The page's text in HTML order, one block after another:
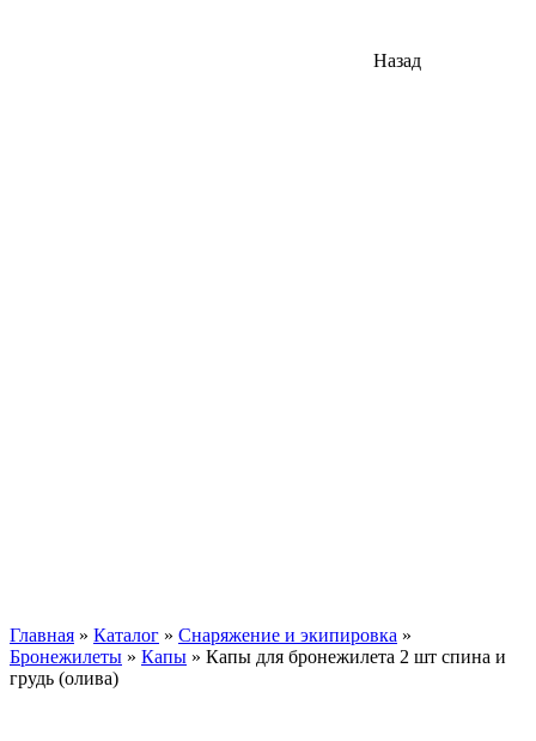
Назад
Главная » Каталог » Снаряжение и экипировка »
Бронежилеты » Капы » Капы для бронежилета 2 шт спина и
грудь (олива)